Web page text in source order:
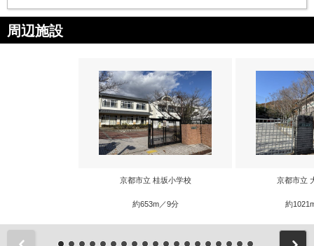
周辺施設
京都市立 桂坂小学校
約653m／9分
京都市立
約